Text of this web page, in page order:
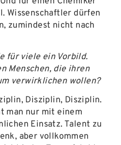
Wissenschaftler dürfen
zumindest nicht nach
für viele ein Vorbild.
Menschen, die ihren
verwirklichen wollen?
Disziplin, Disziplin.
man nur mit einem
Einsatz. Talent zu
aber vollkommen